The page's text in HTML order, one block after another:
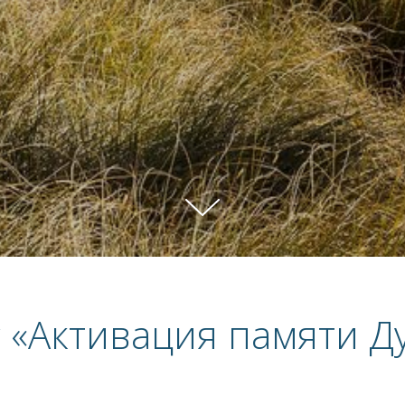
«Активация памяти